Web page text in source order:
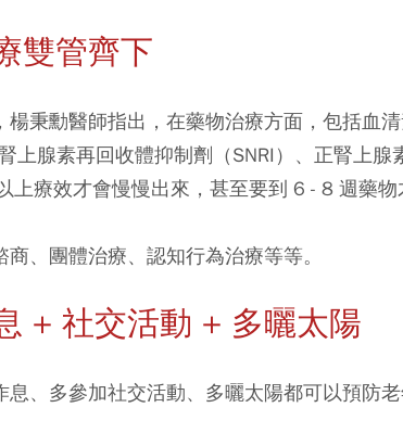
雙管齊下
楊秉勳醫師指出，在藥物治療方面，包括血
上腺素再回收體抑制劑（SNRI）、正腎上
上療效才會慢慢出來，甚至要到 6 - 8 週藥物
、團體治療、認知行為治療等等。
+ 社交活動 + 多曬太陽
、多參加社交活動、多曬太陽都可以預防老